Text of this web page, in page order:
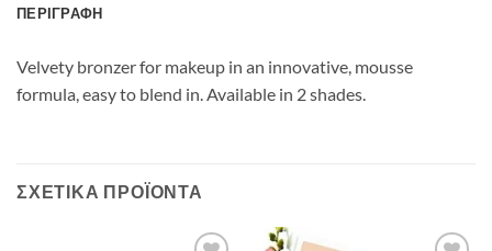
ΠΕΡΙΓΡΑΦΉ
Velvety bronzer for makeup in an innovative, mousse
formula, easy to blend in. Available in 2 shades.
ΣΧΕΤΙΚΆ ΠΡΟΪΌΝΤΑ